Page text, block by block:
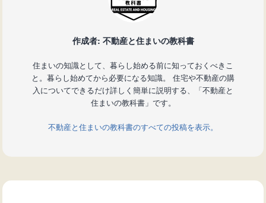
作成者: 不動産と住まいの教科書
住まいの知識として、暮らし始める前に知っておくべきこ
と。暮らし始めてから必要になる知識。 住宅や不動産の購
入についてできるだけ詳しく簡単に説明する、「不動産と
住まいの教科書」です。
不動産と住まいの教科書のすべての投稿を表示。